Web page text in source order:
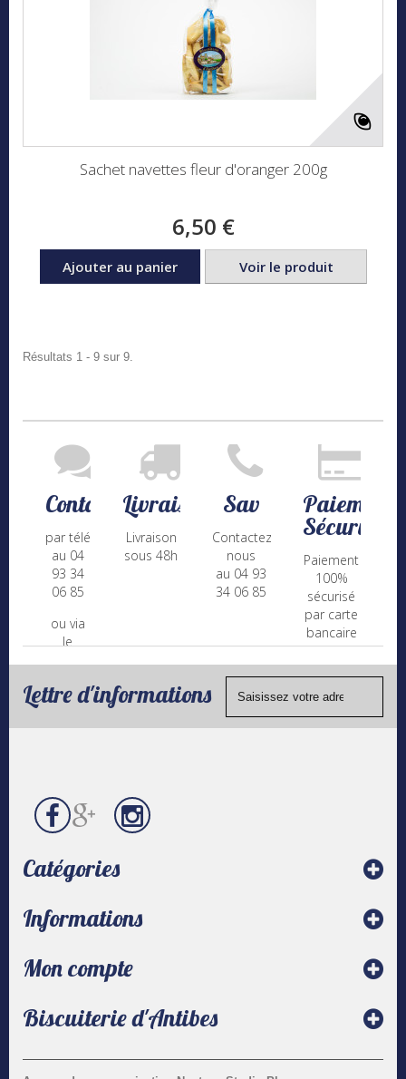
Sachet navettes fleur d'oranger 200g
6,50 €
Ajouter au panier Voir le produit
Résultats 1 - 9 sur 9.
Contact
par téléphone
au 04
93 34
06 85
ou via
le
contact
Livraison
Livraison
sous 48h
Sav
Contactez-
nous
au 04 93
34 06 85
Paiement
Sécurisé
Paiement
100%
sécurisé
par carte
bancaire
(Mastercard,
Visa, ...) et
Lettre d'informations
Catégories
Informations
Mon compte
Biscuiterie d'Antibes